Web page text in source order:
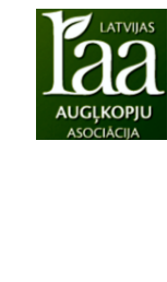
Pāriet
saturu